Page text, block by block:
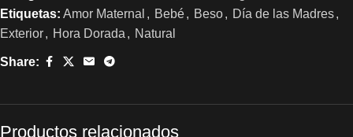
Etiquetas: Amor Maternal , Bebé, Beso, Día de las Madres,
Exterior, Hora Dorada , Natural
Share:
Productos relacionados